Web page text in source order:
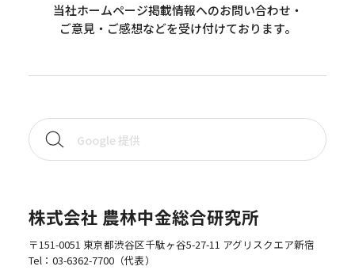
当社ホームページ掲載情報へのお問い合わせ・
ご意見・ご感想などを受け付けております。
株式会社 農林中金総合研究所
〒151-0051 東京都渋谷区千駄ヶ谷5-27-11 アグリスクエア新宿
Tel： 03-6362-7700（代表）